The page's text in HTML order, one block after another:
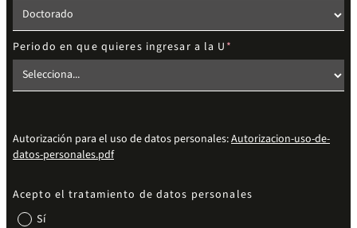
Periodo en que quieres ingresar a la U
Autorización para el uso de datos personales:Autorizacion-uso-de-
datos-personales.pdf
Acepto el tratamiento de datos personales
Sí